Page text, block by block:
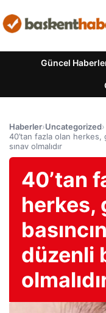
Güncel
Haberler›Uncategorized›
40’tan fazla olan herkes,
sınav olmalıdır
40’tan
herkes,
düzenli